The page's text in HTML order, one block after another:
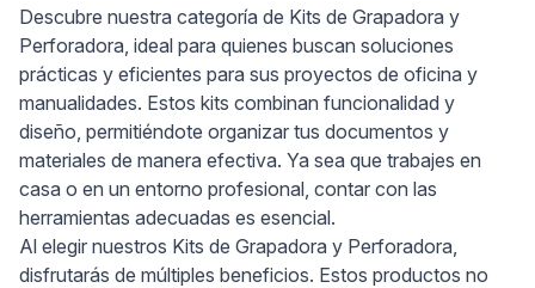
Descubre nuestra categoría de Kits de Grapadora y
Perforadora, ideal para quienes buscan soluciones
prácticas y eficientes para sus proyectos de oficina y
manualidades. Estos kits combinan funcionalidad y
diseño, permitiéndote organizar tus documentos y
materiales de manera efectiva. Ya sea que trabajes en
casa o en un entorno profesional, contar con las
herramientas adecuadas es esencial.
Al elegir nuestros Kits de Grapadora y Perforadora,
disfrutarás de múltiples beneficios. Estos productos no